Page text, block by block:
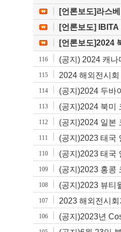
[언론보도]라스
[언론보도] IBITA
[언론보도]2024
116 (공지) 2024 캐
115 2024 해외전시
114 (공지)2024 두바
113 (공지)2024 북미
112 (공지)2024 일본
111 (공지)2023 태국
110 (공지)2023 태국
109 (공지)2023 홍콩
108 (공지)2023 뷰티
107 2023 해외전시회
106 (공지)2023년